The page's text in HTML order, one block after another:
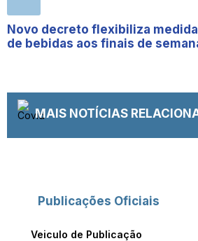
Novo decreto flexibiliza
de bebidas aos finais de
MAIS NOTÍCIAS
Publicações Oficiais
Veiculo de Publicação